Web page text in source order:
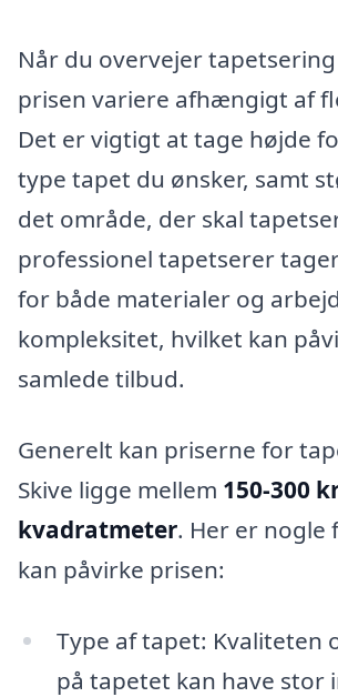
Når du overvejer tapetsering
prisen variere afhængigt af
Det er vigtigt at tage højde
type tapet du ønsker, samt
det område, der skal
professionel tapetserer
for både materialer og
kompleksitet, hvilket kan
samlede tilbud.
Generelt kan priserne for
Skive ligge mellem 150-300
kvadratmeter. Her er nogle
kan påvirke prisen:
Type af tapet: Kvaliteten
på tapetet kan have stor